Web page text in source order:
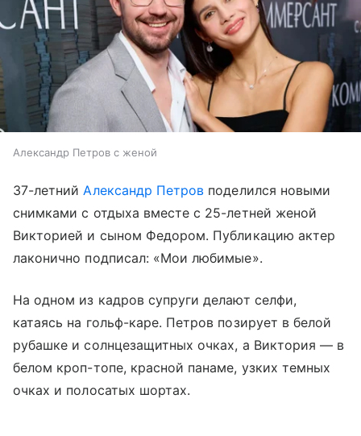
Александр Петров с женой
37-летний Александр Петров поделился новыми
снимками с отдыха вместе с 25-летней женой
Викторией и сыном Федором. Публикацию актер
лаконично подписал: «Мои любимые».
На одном из кадров супруги делают селфи,
катаясь на гольф-каре. Петров позирует в белой
рубашке и солнцезащитных очках, а Виктория — в
белом кроп-топе, красной панаме, узких темных
очках и полосатых шортах.